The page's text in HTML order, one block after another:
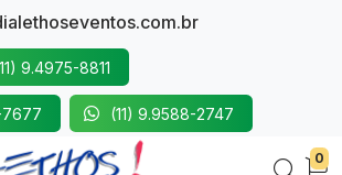
9.4975-8811
7677 (11) 9.9588-2747
0